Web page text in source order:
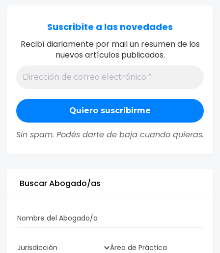
Suscribite a las novedades
Recibí diariamente por mail un resumen de los
nuevos artículos publicados.
Sin spam. Podés darte de baja cuando quieras.
Buscar Abogado/as
Nombre del Abogado/a
Jurisdicción Área de Práctica